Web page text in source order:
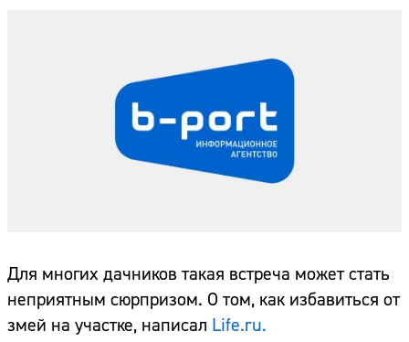
Для многих дачников такая встреча может стать
неприятным сюрпризом. О том, как избавиться от
змей на участке, написал Life.ru.